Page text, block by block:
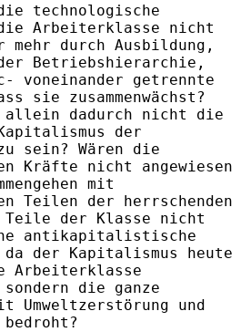
technologische
Arbeiterklasse nicht
mehr durch Ausbildung,
Betriebshierarchie,
voneinander getrennte
sie zusammenwächst?
dadurch nicht die
der
sein? Wären die
Kräfte nicht angewiesen
mit
Teilen der herrschenden
Teile der Klasse nicht
antikapitalistische
der Kapitalismus heute
Arbeiterklasse
die ganze
Umweltzerstörung und